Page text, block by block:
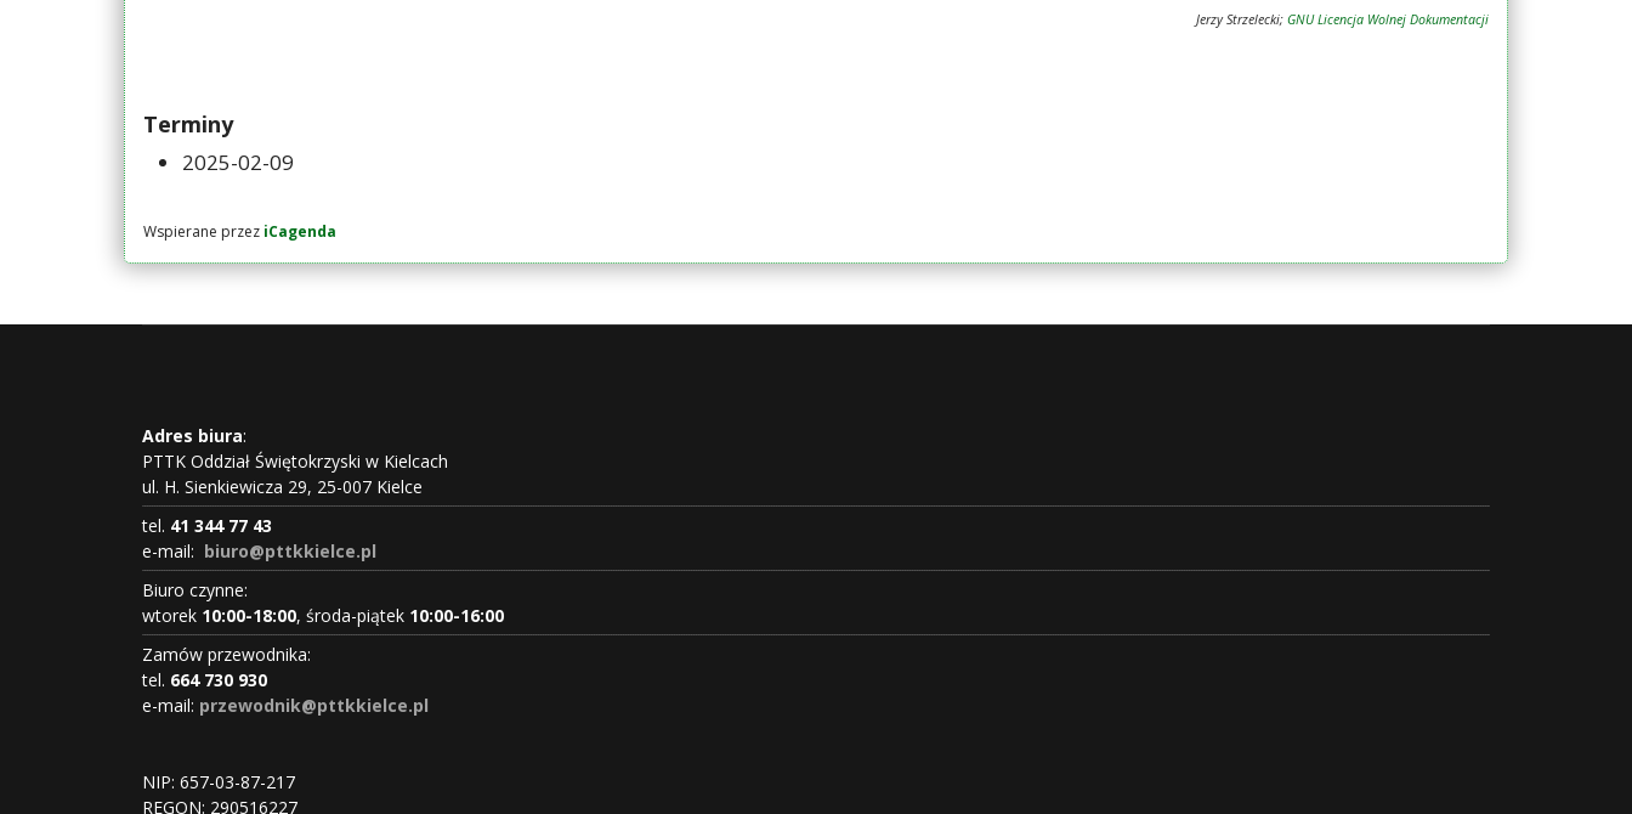
Jerzy Strzelecki; GNU Licencja Wolnej Dokumentacji
Terminy
2025-02-09
Wspierane przez iCagenda
Adres biura:
PTTK Oddział Świętokrzyski w Kielcach
ul. H. Sienkiewicza 29, 25-007 Kielce
tel. 41 344 77 43
e-mail: biuro@pttkkielce.pl
Biuro czynne:
wtorek 10:00-18:00, środa-piątek 10:00-16:00
Zamów przewodnika:
tel. 664 730 930
e-mail: przewodnik@pttkkielce.pl
NIP: 657-03-87-217
REGON: 290516227